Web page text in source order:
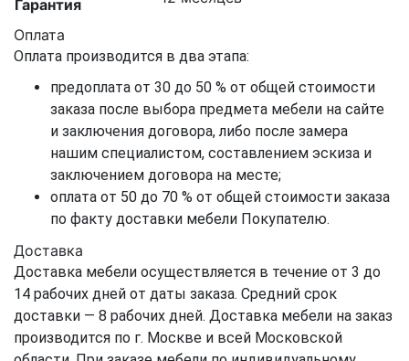
Гарантия
Оплата
Оплата производится в два этапа:
предоплата от 30 до 50 % от общей стоимости
заказа после выбора предмета мебели на сайте
и заключения договора, либо после замера
нашим специалистом, составлением эскиза и
заключением договора на месте;
оплата от 50 до 70 % от общей стоимости заказа
по факту доставки мебели Покупателю.
Доставка
Доставка мебели осуществляется в течение от 3 до
14 рабочих дней от даты заказа. Средний срок
доставки — 8 рабочих дней. Доставка мебели на заказ
производится по г. Москве и всей Московской